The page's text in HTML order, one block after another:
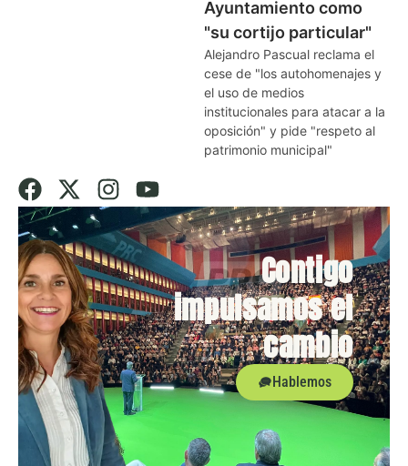
Ayuntamiento como
"su cortijo particular"
Alejandro Pascual reclama el
cese de "los autohomenajes y
el uso de medios
institucionales para atacar a la
oposición" y pide "respeto al
patrimonio municipal"
Contigo
impulsamos el
cambio
Hablemos